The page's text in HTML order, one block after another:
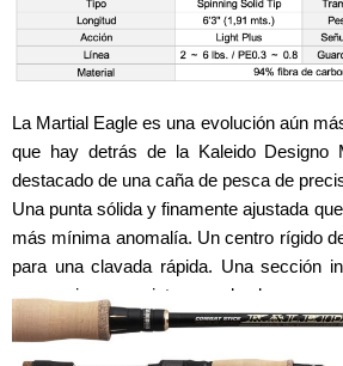
La Martial Eagle es una evolución aún
que hay detrás de la Kaleido Designo
destacado de una caña de pesca de
Una punta sólida y finamente ajustada
más mínima anomalía. Un centro rígido
para una clavada rápida. Una sección
necesaria para sujetar grandes basses.